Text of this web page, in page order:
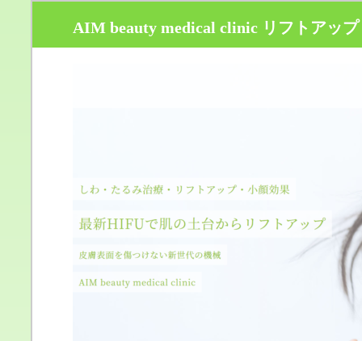
AIM beauty medical clinic リフトアップ